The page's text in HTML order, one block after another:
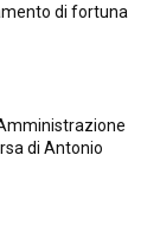
di fortuna
di Antonio